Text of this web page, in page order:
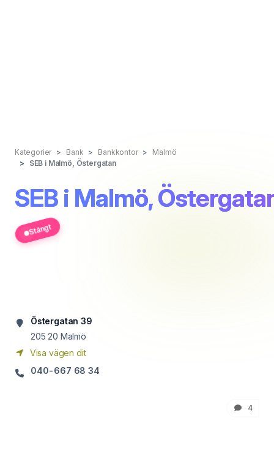
Kategorier Bank Bankkontor
Malmö
SEB i Malmö, Östergatan
SEB i Malmö,
Stängt
Östergatan 39
205 20 Malmö
Visa vägen dit
040-667 68 34
4